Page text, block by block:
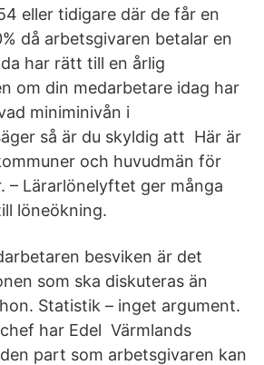
eller tidigare där de får en
då arbetsgivaren betalar en
har rätt till en årlig
om din medarbetare idag har
miniminivån i
så är du skyldig att Här är
och huvudmän för
– Lärarlönelyftet ger många
löneökning.
besviken är det
som ska diskuteras än
Statistik – inget argument.
har Edel Värmlands
part som arbetsgivaren kan